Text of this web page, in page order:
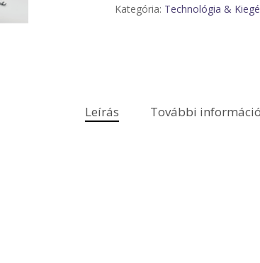
Kategória: Technológia &
Leírás További